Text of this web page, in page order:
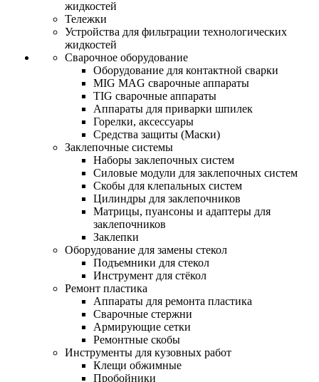
жидкостей
Тележки
Устройства для фильтрации технологических
жидкостей
Сварочное оборудование
Оборудование для контактной сварки
MIG MAG сварочные аппараты
TIG сварочные аппараты
Аппараты для приварки шпилек
Горелки, аксессуары
Средства защиты (Маски)
Заклепочные системы
Наборы заклепочных систем
Силовые модули для заклепочных систем
Скобы для клепальных систем
Цилиндры для заклепочников
Матрицы, пуансоны и адаптеры для
заклепочников
Заклепки
Оборудование для замены стекол
Подъемники для стекол
Инструмент для стёкол
Ремонт пластика
Аппараты для ремонта пластика
Сварочные стержни
Армирующие сетки
Ремонтные скобы
Инструменты для кузовных работ
Клещи обжимные
Пробойники